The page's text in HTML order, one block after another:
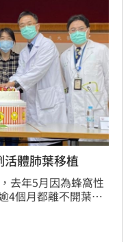
。（記者黃仲丘）
活體肺葉移植
去年5月因為蜂窩性
4個月都離不開葉克
一久恐危及生命！